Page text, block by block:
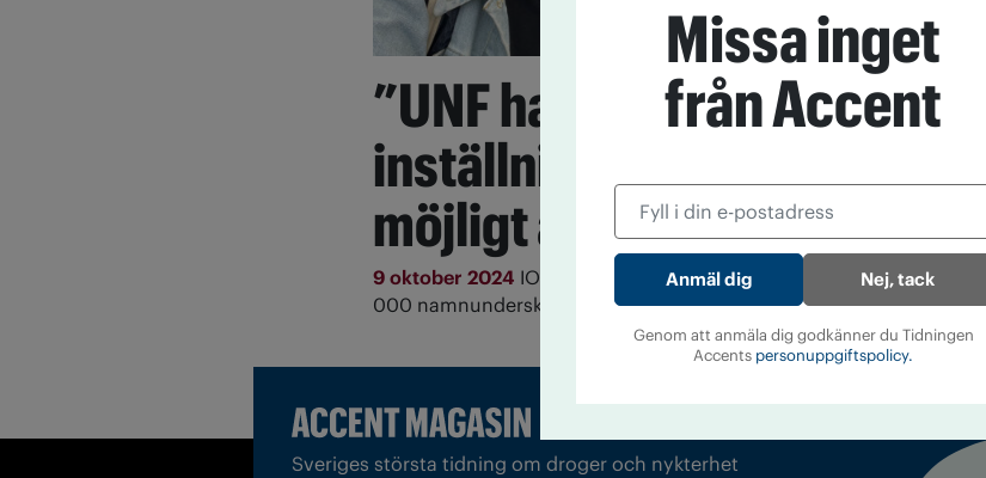
”UNF har gett mig
inställningen att det är
möjligt att påverka”
9 oktober 2024 IOGT-NTO-medlemmen Linnea Granqvist samlade 78
000 namnunderskrifter för att rädda nattågen.
Sveriges största tidning om droger och nykterhet
Missa inget
från Accent
Nej, tack
Genom att anmäla dig godkänner du Tidningen
Accents personuppgiftspolicy.